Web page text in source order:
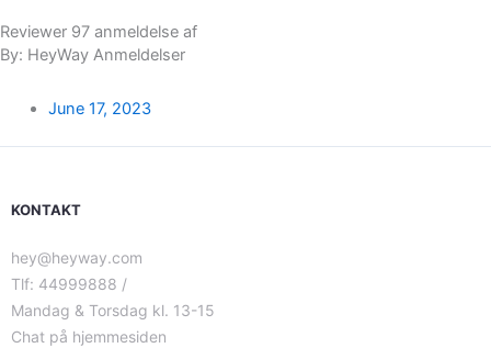
Reviewer 97 anmeldelse af
By: HeyWay Anmeldelser
June 17, 2023
KONTAKT
hey@heyway.com
Tlf: 44999888 /
Mandag & Torsdag kl. 13-15
Chat på hjemmesiden